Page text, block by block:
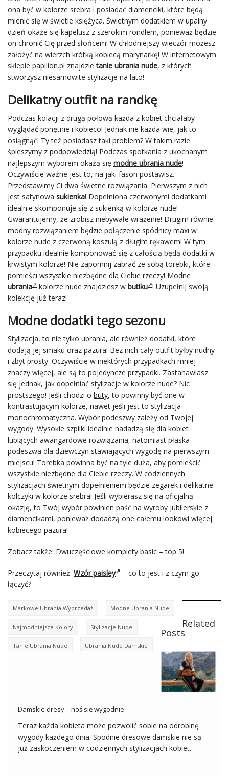
ona być w kolorze srebra i posiadać diamenciki, które będą
mienić się w świetle księżyca. Świetnym dodatkiem w upalny
dzień okaże się kapelusz z szerokim rondlem, ponieważ będzie
on chronić Cię przed słońcem! W chłodniejszy wieczór możesz
założyć na wierzch krótką kobiecą marynarkę! W internetowym
sklepie papilion.pl znajdzietanie ubrania nude, z których
stworzysz niesamowite stylizacje na lato!
Delikatny outfit na randkę
Podczas kolacji z drugą połową każda z kobiet chciałaby
wyglądać ponętnie i kobieco! Jednak nie każda wie, jak to
osiągnąć! Ty też posiadasz taki problem? W takim razie
śpieszymy z podpowiedzią! Podczas spotkania z ukochanym
najlepszym wyborem okażą się modne ubrania nude!
Oczywiście ważne jest to, na jaki fason postawisz.
Przedstawimy Ci dwa świetne rozwiązania. Pierwszym z nich
jest satynowa sukienka! Dopełniona czerwonymi dodatkami
idealnie skomponuje się z sukienką w kolorze nude!
Gwarantujemy, że zrobisz niebywałe wrażenie! Drugim równie
modny rozwiązaniem będzie połączenie spódnicy maxi w
kolorze nude z czerwoną koszulą z długim rękawem! W tym
przypadku idealnie komponować się z całością będą dodatki w
krwistym kolorze! Nie zapomnij zabrać ze sobą torebki, które
pomieści wszystkie niezbędne dla Ciebie rzeczy! Modne
ubrania
kolorze nude znajdziesz w butiku ! Uzupełnij swoją
kolekcję już teraz!
Modne dodatki tego sezonu
Stylizacja, to nie tylko ubrania, ale również dodatki, które
dodają jej smaku oraz pazura! Bez nich cały outfit byłby nudny
i zbyt prosty. Oczywiście w niektórych przypadkach mniej
znaczy więcej, ale są to pojedyncze przypadki. Zastanawiasz
się jednak, jak dopełniać stylizacje w kolorze nude? Nic
prostszego! Jeśli chodzi o buty, to powinny być one w
kontrastującym kolorze, nawet jeśli jest to stylizacja
monochromatyczna. Wybór podeszwy zależy od Twojej
wygody. Wysokie szpilki idealnie nadadzą się dla kobiet
lubiących awangardowe rozwiązania, natomiast płaska
podeszwa dla dziewczyn stawiających wygodę na pierwszym
miejscu! Torebka powinna być na tyle duża, aby pomieścić
wszystkie niezbędne dla Ciebie rzeczy. W codziennych
stylizacjach świetnym dopełnieniem będzie zegarek i delikatne
kolczyki w kolorze srebra! Jeśli wybierasz się na oficjalną
okazję, to Twój wybór powinien paść na wyroby jubilerskie z
diamencikami, ponieważ dodadzą one całemu lookowi więcej
kobiecego pazura!
Zobacz także: Dwuczęściowe komplety basic – top 5!
Przeczytaj również: Wzór paisley
– co to jest i z czym go
łączyć?
Markowe Ubrania Wyprzedaż Modne Ubrania Nude
Najmodniejsze Kolory Stylizacje Nude
Tanie Ubrania Nude Ubrania Nude Damskie
Related
Posts
Damskie dresy – noś się wygodnie
Teraz każda kobieta może pozwolić sobie na odrobinę
wygody każdego dnia. Spodnie dresowe damskie nie są
już zaskoczeniem w codziennych stylizacjach kobiet.